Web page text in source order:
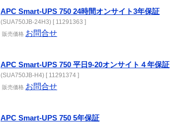
APC Smart-UPS 750 24時間オンサイト3年保証
(SUA750JB-24H3) [ 11291363 ]
販売価格 お問合せ
APC Smart-UPS 750 平日9-20オンサイト４年保証
(SUA750JB-H4) [ 11291374 ]
販売価格 お問合せ
APC Smart-UPS 750 5年保証